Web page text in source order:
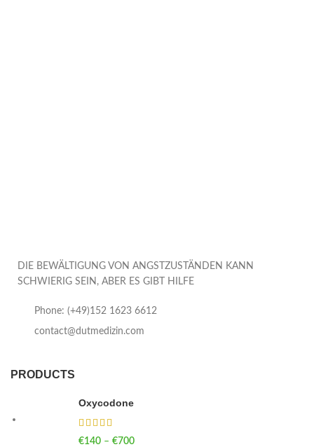
DIE BEWÄLTIGUNG VON ANGSTZUSTÄNDEN KANN
SCHWIERIG SEIN, ABER ES GIBT HILFE
Phone: (+49)152 1623 6612
contact@dutmedizin.com
PRODUCTS
Oxycodone
€140 – €700